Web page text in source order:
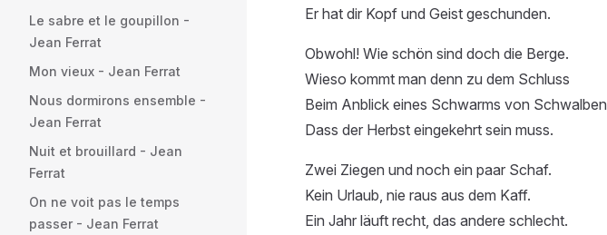
Le sabre et le goupillon -
Jean Ferrat
Mon vieux - Jean Ferrat
Nous dormirons ensemble -
Jean Ferrat
Nuit et brouillard - Jean
Ferrat
On ne voit pas le temps
passer - Jean Ferrat
Er hat dir Kopf und Geist geschunden.
Obwohl! Wie schön sind doch die Berge.
Wieso kommt man denn zu dem Schluss
Beim Anblick eines Schwarms von Schwalben,
Dass der Herbst eingekehrt sein muss.
Zwei Ziegen und noch ein paar Schaf.
Kein Urlaub, nie raus aus dem Kaff.
Ein Jahr läuft recht, das andere schlecht.